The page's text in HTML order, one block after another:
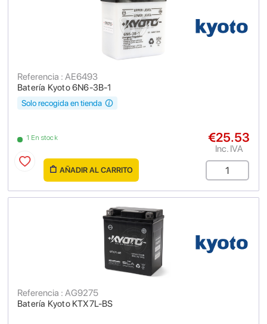
Batería Kyoto 6N6-3B-1
Referencia : AE6493
1 En stock
Solo recogida en tienda
€25.53
Inc. IVA
AÑADIR AL CARRITO
Batería Kyoto KTX7L-BS
Referencia : AG9275